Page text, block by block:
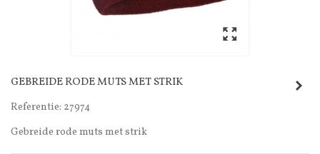
GEBREIDE RODE MUTS MET STRIK
Referentie: 27974
Gebreide rode muts met strik